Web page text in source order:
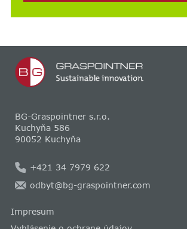
BG-Graspointner s.r.o.
Kuchyňa 586
90052 Kuchyňa
+421 34 7979 622
odbyt@bg-graspointner.com
Impresum